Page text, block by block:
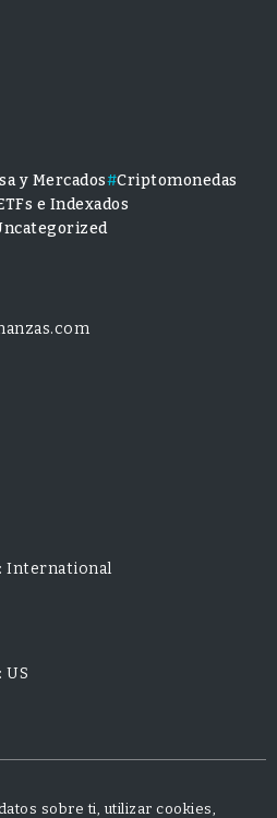
y Mercados
Criptomonedas
e Indexados
International
sobre ti, utilizar cookies,